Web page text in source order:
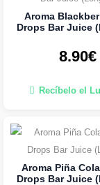
Aroma
Drops Bar Juice
8.90€
Recíbelo el
Aroma Piña
Drops Bar Juice